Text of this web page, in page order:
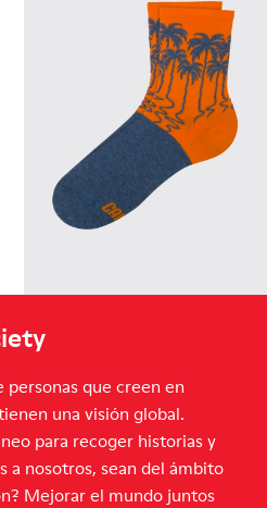
personas que creen en
una visión global.
para recoger historias y
a nosotros, sean del ámbito
Mejorar el mundo juntos